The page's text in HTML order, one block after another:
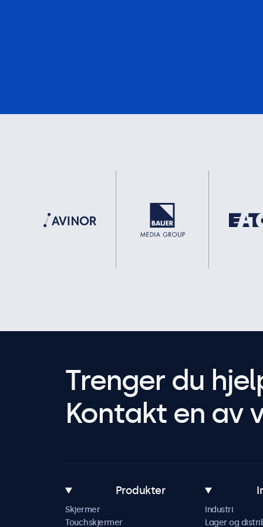
Trenger du
Kontakt en av
Produkter
Skjermer
Touchskjermer
Industri
Lager og